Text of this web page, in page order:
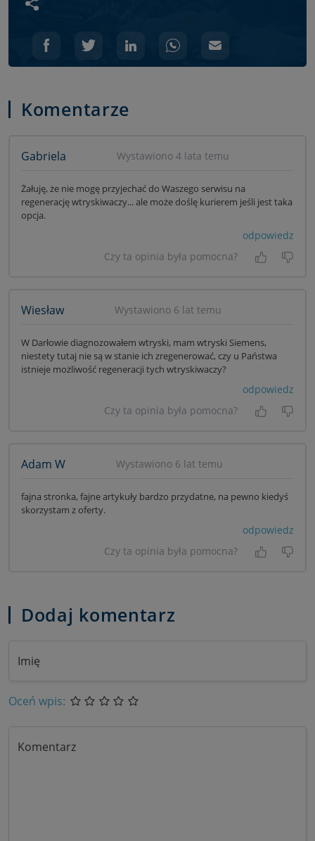
Komentarze
Gabriela Wystawiono 4 lata temu
Żałuję, że nie mogę przyjechać do Waszego serwisu na
regenerację wtryskiwaczy... ale może doślę kurierem jeśli jest taka
opcja.
odpowiedz
Czy ta opinia była pomocna?
Tak, była
Nie
Wiesław Wystawiono 6 lat temu
W Darłowie diagnozowałem wtryski, mam wtryski Siemens,
niestety tutaj nie są w stanie ich zregenerować, czy u Państwa
istnieje możliwość regeneracji tych wtryskiwaczy?
odpowiedz
Czy ta opinia była pomocna?
Tak, była
Nie
Adam W Wystawiono 6 lat temu
fajna stronka, fajne artykuły bardzo przydatne, na pewno kiedyś
skorzystam z oferty.
odpowiedz
Czy ta opinia była pomocna?
Tak, była
Nie
Dodaj komentarz
Imię
Oceń wpis:
Komentarz